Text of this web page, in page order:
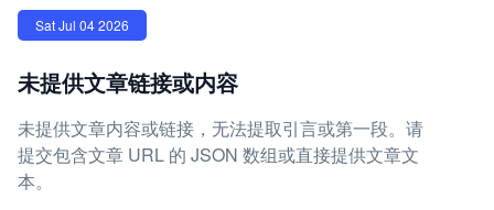
Sat Jul 04 2026
未提供文章链接或内容
未提供文章内容或链接，无法提取引言或第一段。请
提交包含文章 URL 的 JSON 数组或直接提供文章文
本。